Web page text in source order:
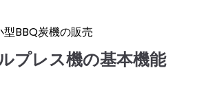
型BBQ炭機の販売
プレス機の基本機能